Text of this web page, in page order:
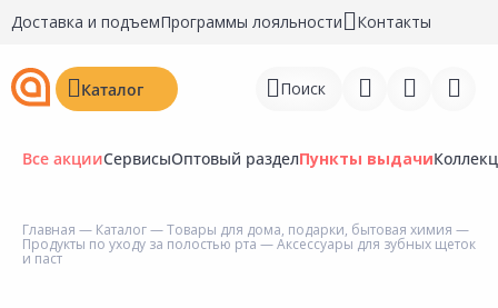
Доставка и подъемПрограммы лояльности Контакты
Каталог Поиск
Все акцииСервисыОптовый разделПункты выдачи
Главная — Каталог—Товары для дома, подарки, бытовая химия —
Продукты по уходу за полостью рта — Аксессуары для зубных щеток
и паст